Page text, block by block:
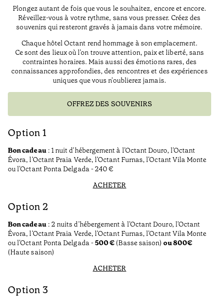
Plongez autant de fois que vous le souhaitez, encore et encore.
Réveillez-vous à votre rythme, sans vous presser. Créez des
souvenirs qui resteront gravés à jamais dans votre mémoire.
Chaque hôtel Octant rend hommage à son emplacement.
Ce sont des lieux où l'on trouve attention, paix et liberté, sans
contraintes horaires. Mais aussi des émotions rares, des
connaissances approfondies, des rencontres et des expériences
uniques que vous n'oublierez jamais.
OFFREZ DES SOUVENIRS
Option 1
Bon cadeau: 1 nuit d'hébergement à l'Octant Douro, l'Octant
Évora, l'Octant Praia Verde, l'Octant Furnas, l'Octant Vila Monte
ou l'Octant Ponta Delgada - 240 €
ACHETER
Option 2
Bon cadeau: 2 nuits d'hébergement à l'Octant Douro, l'Octant
Évora, l'Octant Praia Verde, l'Octant Furnas, l'Octant Vila Monte
ou l'Octant Ponta Delgada -500 € (Basse saison)ou 800€
(Haute saison)
ACHETER
Option 3